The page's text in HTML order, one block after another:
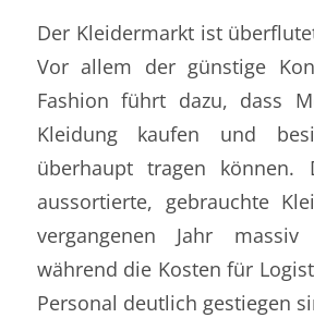
Der Kleidermarkt ist
Vor allem der günstige
Fashion führt dazu, dass
Kleidung kaufen und
überhaupt tragen können.
aussortierte, gebrauchte
vergangenen Jahr massiv
während die Kosten für
Personal deutlich gestiegen